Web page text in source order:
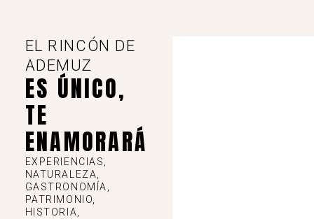
EL RINCÓN DE
ADEMUZ
ES ÚNICO,
TE
ENAMORARÁ
EXPERIENCIAS,
NATURALEZA,
GASTRONOMÍA,
PATRIMONIO,
HISTORIA,